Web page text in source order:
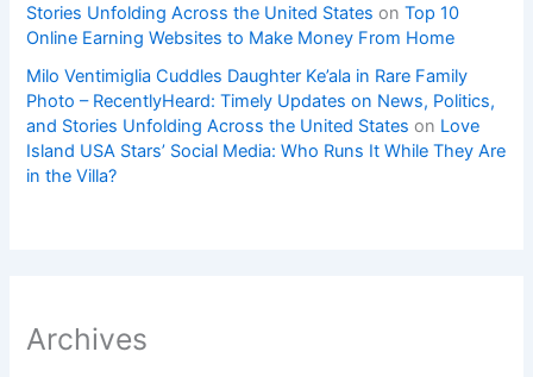
Stories Unfolding Across the United States onTop 10
Online Earning Websites to Make Money From Home
Milo Ventimiglia Cuddles Daughter Ke’ala in Rare Family
Photo – RecentlyHeard: Timely Updates on News, Politics,
and Stories Unfolding Across the United States on Love
Island USA Stars’ Social Media: Who Runs It While They Are
in the Villa?
Archives